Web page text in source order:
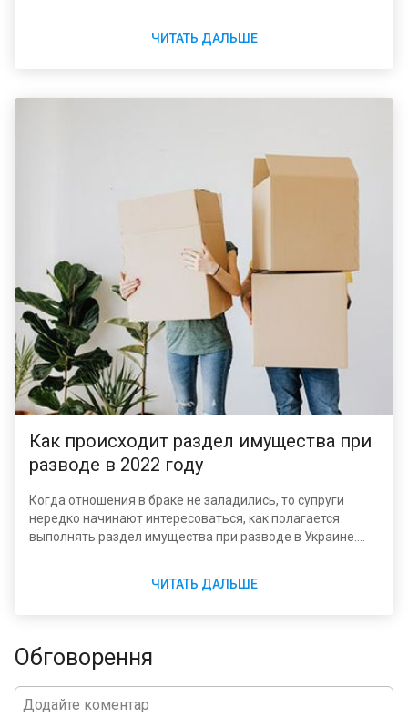
ЧИТАТЬ ДАЛЬШЕ
Как происходит раздел имущества при
разводе в 2022 году
Когда отношения в браке не заладились, то супруги
нередко начинают интересоваться, как полагается
выполнять раздел имущества при разводе в Украине.
когда действительно есть, что делить. И непросто без
или иное имущество, на какую долю можно
рассчитывать.
ЧИТАТЬ ДАЛЬШЕ
Обговорення